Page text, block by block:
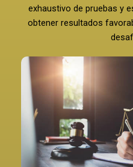
exhaustivo de pruebas y
obtener resultados